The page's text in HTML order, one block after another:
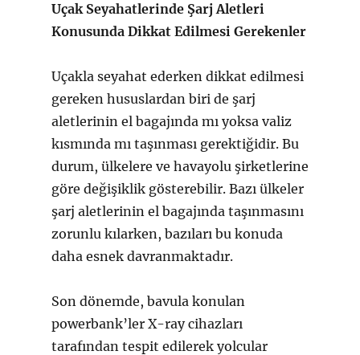
Uçak Seyahatlerinde Şarj Aletleri
Konusunda Dikkat Edilmesi Gerekenler
Uçakla seyahat ederken dikkat edilmesi
gereken hususlardan biri de şarj
aletlerinin el bagajında mı yoksa valiz
kısmında mı taşınması gerektiğidir. Bu
durum, ülkelere ve havayolu şirketlerine
göre değişiklik gösterebilir. Bazı ülkeler
şarj aletlerinin el bagajında taşınmasını
zorunlu kılarken, bazıları bu konuda
daha esnek davranmaktadır.
Son dönemde, bavula konulan
powerbank’ler X-ray cihazları
tarafından tespit edilerek yolcular